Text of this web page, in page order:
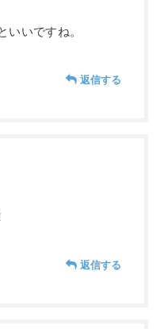
いいですね。
返信する
返信する